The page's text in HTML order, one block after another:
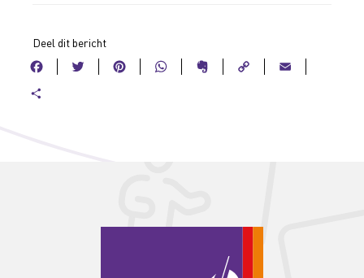
Deel dit bericht
Facebook
TwitterPinterest
WhatsApp
Evernote
Copy
Link